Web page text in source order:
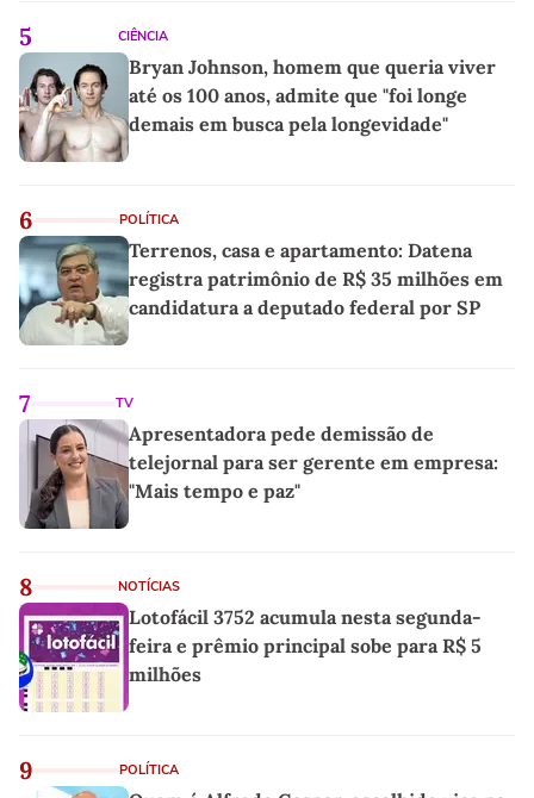
5 CIÊNCIA
Bryan Johnson, homem que queria viver
até os 100 anos, admite que "foi longe
demais em busca pela longevidade"
6 POLÍTICA
Terrenos, casa e apartamento: Datena
registra patrimônio de R$ 35 milhões em
candidatura a deputado federal por SP
7 TV
Apresentadora pede demissão de
telejornal para ser gerente em empresa:
"Mais tempo e paz"
8 NOTÍCIAS
Lotofácil 3752 acumula nesta segunda-
feira e prêmio principal sobe para R$ 5
milhões
9 POLÍTICA